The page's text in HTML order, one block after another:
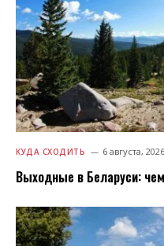
КУДА СХОДИТЬ 6 августа, 2026
Выходные в Беларуси: